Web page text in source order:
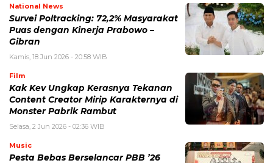
National News
Survei Poltracking: 72,2% Masyarakat
Puas dengan Kinerja Prabowo –
Gibran
Kamis, 18 Jun 2026 - 20:58 WIB
Film
Kak Kev Ungkap Kerasnya Tekanan
Content Creator Mirip Karakternya di
Monster Pabrik Rambut
Selasa, 2 Jun 2026 - 02:36 WIB
Music
Pesta Bebas Berselancar PBB ’26